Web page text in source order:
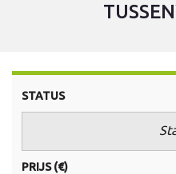
STATUS
PRIJS(€)